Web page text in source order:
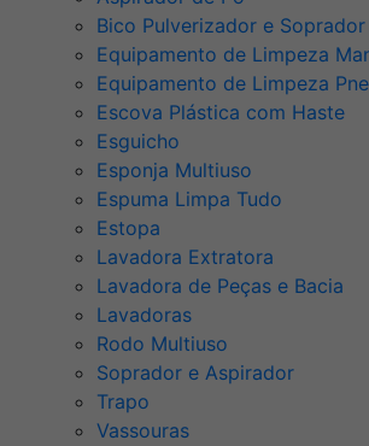
Bico Pulverizador e Soprador
Equipamento de Limpeza
Equipamento de Limpeza
Escova Plástica com Haste
Esguicho
Esponja Multiuso
Espuma Limpa Tudo
Estopa
Lavadora Extratora
Lavadora de Peças e Bacia
Lavadoras
Rodo Multiuso
Soprador e Aspirador
Trapo
Vassouras